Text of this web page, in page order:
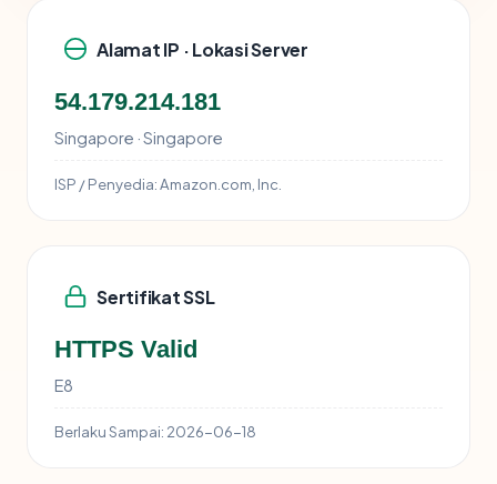
Alamat IP · Lokasi Server
54.179.214.181
Singapore · Singapore
ISP / Penyedia:Amazon.com, Inc.
Sertifikat SSL
HTTPS Valid
E8
Berlaku Sampai: 2026-06-18